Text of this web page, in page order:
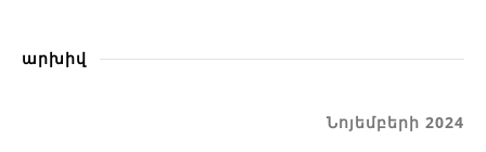
արխիվ
Նոյեմբերի 2024